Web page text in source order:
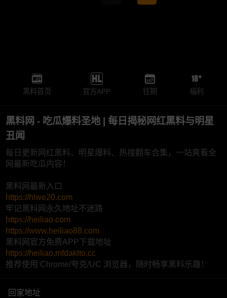
黑料首页 官方APP 往期 福利
黑料网 - 吃瓜爆料圣地 | 每日揭秘网红黑料与明星
丑闻
每日更新网红黑料、明星爆料、热搜翻车合集，一站爽看全
网最新吃瓜内容！
黑料网最新入口
https://hlwe20.com
牢记黑料网永久地址不迷路
https://heiliao.com
https://www.heiliao88.com
黑料网官方免费APP下载地址
https://heiliao.mfdaklto.cc
推荐使用 Chrome/夸克/UC 浏览器，随时畅享黑料乐趣！
回家地址